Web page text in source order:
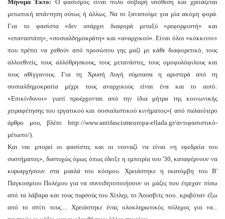
Μήνυμα Έκτο: Ο φασισμός είναι πολύ σοβαρή υπόθεση και χρειάζεται
μετωπική απάντηση ούτως ή άλλως. Να το ξαναπούμε για μία ακόμη φορά.
Για το φασίστα «δεν υπάρχει διαφορά μεταξύ «ρεφορμιστή» και
«επαναστάτη», «σοσιαλδημοκράτη» και «αναρχικού». Είναι όλοι «κόκκινοι»
που πρέπει να χαθούν από προσώπου γης μαζί με κάθε διαφορετικό, τους
αλλοεθνείς, τους αλλόθρησκους, τους μετανάστες, τους ομοφυλόφιλους και
τους αθίγγανους. Για τη Χρυσή Αυγή σύμπασα η αριστερά από τη
σοσιαλδημοκρατία μέχρι τους αναρχικούς είναι ένα και το αυτό:
«Επικίνδυνοι» γιατί προέρχονται από την ίδια μήτρα της κοινωνικής
χειραφέτησης του εργατικού και σοσιαλιστικού κινήματος»( από παλαιότερο
άρθρο μου, βλέπε http://www.antifascismeuropa-ellada.gr/αντιφασιστικό-
μέτωπο/).
Και ναι μπορεί οι φασίστες και οι νεοναζί να είναι «η εφεδρεία του
συστήματος», δυστυχώς όμως όπως έδειξε η εμπειρία του '30, καταφέρνουν να
κυριαρχήσουν στα μυαλά του κόσμου. Χρειάστηκε η εκατόμβη του Β'
Παγκοσμίου Πολέμου για να συνειδητοποιήσουν οι μάζες που έτρεχαν πίσω
από τα λάβαρα και τους πυρσούς του Χίτλερ, το Άουσβιτς που...κρυβόταν έξω
από το σπίτι τους.... Χρειάστηκε ένας ολοκληρωτικός πόλεμος για να...